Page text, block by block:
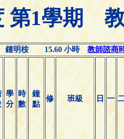
第1學期
明桉 15.60 小時教師諮商
學
分
時
數
鐘
點
修 班級 日 一